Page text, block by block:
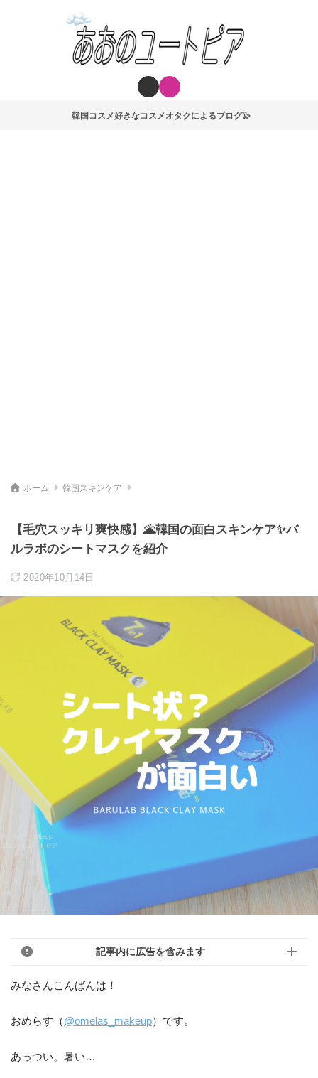
韓国コスメ好きなコスメオタクによるブログ🦭
ホーム 韓国スキンケア
【毛穴スッキリ爽快感】🌋韓国の面白スキンケア✨バ
ルラボのシートマスクを紹介
2020年10月14日
記事内に広告を含みます
みなさんこんばんは！
おめらす（@omelas_makeup）です。
あっつい。暑い…